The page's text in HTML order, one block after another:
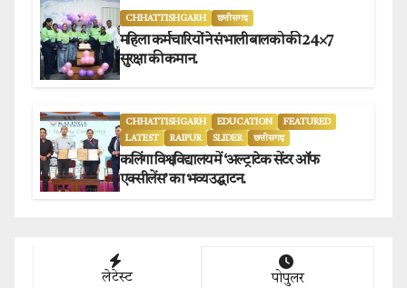
CHHATTISHGARH छत्तीसगढ़
महिला कर्मचारियों ने संभाली बालको की 24×7
सुरक्षा की कमान.
CHHATTISHGARH EDUCATION
FEATURED
LATEST
RAIPUR SLIDER छत्तीसगढ़
कलिंगा विश्वविद्यालय में ‘अल्ट्राटेक सेंटर ऑफ
एक्सीलेंस’ का भव्य उद्घाटन.
लेटेस्ट पोपुलर